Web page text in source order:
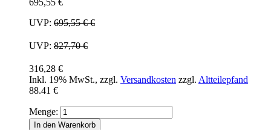
UVP: 695,55 €€
UVP: 827,70 €
316,28 €
Inkl. 19% MwSt., zzgl. Versandkosten zzgl. Altteilepfand
88.41 €
Menge:
In den Warenkorb